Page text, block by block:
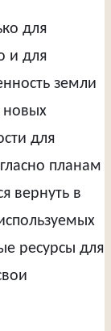
для
и для
земли
новых
для
планам
вернуть в
ресурсы для